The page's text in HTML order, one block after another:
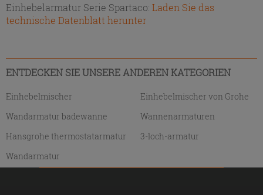
Einhebelarmatur Serie Spartaco: Laden Sie das
technische Datenblatt herunter
ENTDECKEN SIE UNSERE ANDEREN KATEGORIEN
Einhebelmischer
Einhebelmischer von Grohe
Wandarmatur badewanne
Wannenarmaturen
Hansgrohe thermostatarmatur
3-loch-armatur
Wandarmatur